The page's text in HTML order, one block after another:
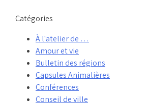
Catégories
À l'atelier de …
Amour et vie
Bulletin des régions
Capsules Animalières
Conférences
Conseil de ville